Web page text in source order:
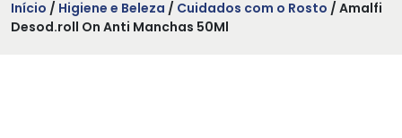
Início / Higiene e Beleza / Cuidados com o Rosto / Amalfi
Desod.roll On Anti Manchas 50Ml